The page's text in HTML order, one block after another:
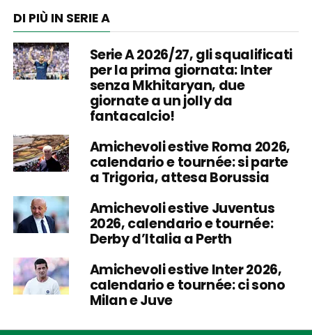
DI PIÙ IN SERIE A
Serie A 2026/27, gli squalificati
per la prima giornata: Inter
senza Mkhitaryan, due
giornate a un jolly da
fantacalcio!
Amichevoli estive Roma 2026,
calendario e tournée: si parte
a Trigoria, attesa Borussia
Amichevoli estive Juventus
2026, calendario e tournée:
Derby d’Italia a Perth
Amichevoli estive Inter 2026,
calendario e tournée: ci sono
Milan e Juve